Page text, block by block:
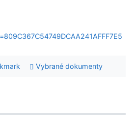
Vybrané dokumenty